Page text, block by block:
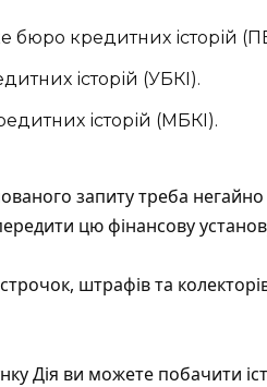
бюро кредитних історій
історій (УБКІ).
історій (МБКІ).
запиту треба
цю фінансову
штрафів та
Дія ви можете побачити